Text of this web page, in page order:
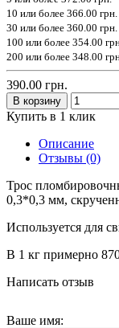
10 или более 366.00 грн.
30 или более 360.00 грн.
100 или более 354.00
200 или более 348.00
390.00 грн.
В корзину
Купить в 1 клик
Описание
Отзывы (0)
Трос
0,3*0,3 мм,
Используется для
В 1 кг примерно
Написать отзыв
Ваше имя: